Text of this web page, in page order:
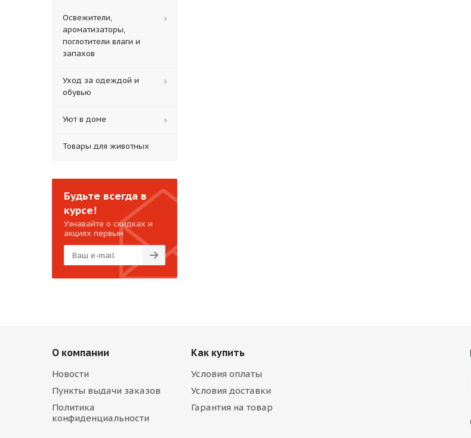
Освежители,
ароматизаторы,
поглотители влаги и
запахов
Уход за одеждой и
обувью
Уют в доме
Товары для животных
Будьте всегда в
курсе!
Узнавайте о скидках и
акциях первым
О компании
Новости
Пункты выдачи заказов
Политика
конфиденциальности
Как купить
Условия оплаты
Условия доставки
Гарантия на товар